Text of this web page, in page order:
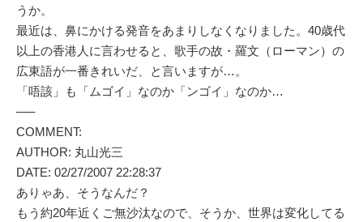
うか。
最近は、鼻にかける発音をあまりしなくなりました。40歳代
以上の香港人に言わせると、歌手の故・羅文（ローマン）の
広東語が一番きれいだ、と言いますが…。
「唔該」も「ムゴイ」なのか「ンゴイ」なのか…
—–
COMMENT:
AUTHOR: 丸山光三
DATE: 02/27/2007 22:28:37
ありゃあ、そうなんだ？
もう約20年近くご無沙汰なので、そうか、世界は変化してる